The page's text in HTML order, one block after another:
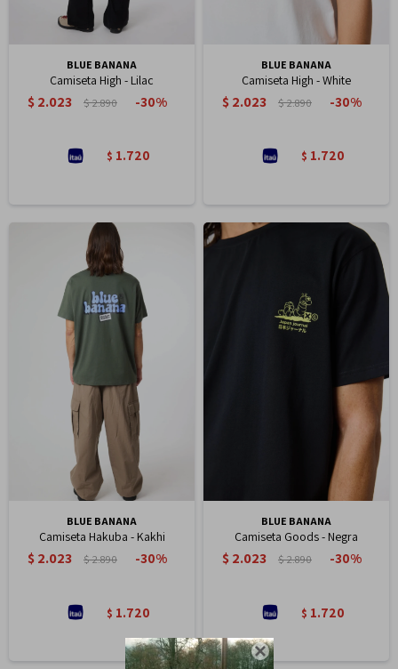

BLUE BANANA
Camiseta High - Lilac
$2.023 $2.890 30
$ 1.720
BLUE BANANA
Camiseta High - White
$2.023 $2.890 30
$ 1.720
BLUE BANANA
Camiseta Hakuba - Kakhi
$2.023 $2.890 30
$ 1.720
BLUE BANANA
Camiseta Goods - Negra
$2.023 $2.890 30
$ 1.720